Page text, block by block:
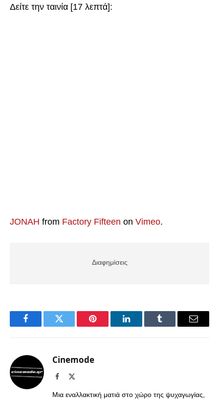
Δείτε την ταινία [17 λεπτά]:
JONAH from Factory Fifteen on Vimeo.
Διαφημίσεις
FacebookTwitter Pinterest LinkedInTumblr Email
Cinemode
Facebook
Μια εναλλακτική ματιά στο χώρο της ψυχαγωγίας,